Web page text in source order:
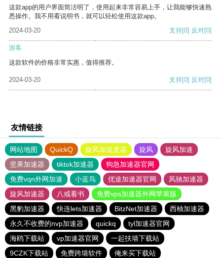
这款app的用户界面简洁明了，使用起来非常容易上手，让我能够快速熟
悉操作。我不用看说明书，就可以轻松使用这款app。
2024-03-20
支持[0] 反对[0]
游客
这款软件的价格非常实惠，值得推荐。
2024-03-20 支持[0] 反对[0]
友情链接
网站地图 QuickQ 旋风加速度器 旋风
旋风加速
坚果加速器
tiktok加速器
狗急加速器官网
免费vqn外网加速
小蓝鸟 优途加速器官网
风驰加速器
旋风加速器
八戒看书
免费vps加速器外网苹果版
黑豹加速器
快连lets加速器 BitzNet加速器
西柚加速器
永久不收费的nvp加速器
quickq
tyl加速器官网
海鸥下载站
vp加速器官网
一起扶墙下载站
9CZK下载站
免费跨墙软件
俺来买下载站